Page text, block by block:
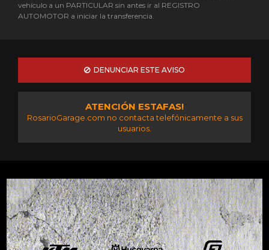
vehículo a un PARTICULAR sin antes ir al REGISTRO
AUTOMOTOR a iniciar la transferencia.
DENUNCIAR ESTE AVISO
ATENCIÓN ESTAFAS!
RosarioGarage.com no contacta telefónicamente a sus
usuarios.